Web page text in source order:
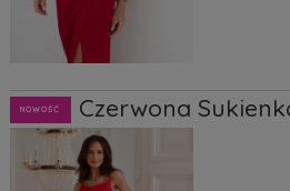
Linda Czerwona
NOWOŚĆ